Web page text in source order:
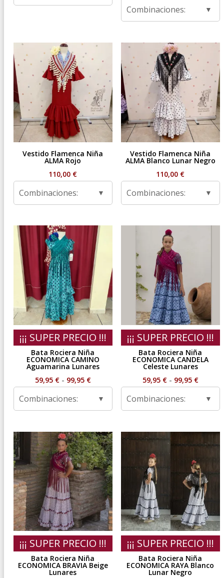
Combinaciones:
Vestido Flamenca Niña
ALMA Rojo
110,00 €
Combinaciones:
Vestido Flamenca Niña
ALMA Blanco Lunar Negro
110,00 €
Combinaciones:
¡¡¡ SUPER PRECIO !!!
Bata Rociera Niña
ECONOMICA CAMINO
Aguamarina Lunares
59,95 € - 99,95 €Rango
59,95 €
hasta
99,95 €
Combinaciones:
¡¡¡ SUPER PRECIO !!!
Bata Rociera Niña
ECONOMICA CANDELA
Celeste Lunares
59,95 € - 99,95 €Rango
59,95 €
hasta
99,95 €
Combinaciones:
¡¡¡ SUPER PRECIO !!!
Bata Rociera Niña
ECONOMICA BRAVIA Beige
Lunares
¡¡¡ SUPER PRECIO !!!
Bata Rociera Niña
ECONOMICA RAYA Blanco
Lunar Negro